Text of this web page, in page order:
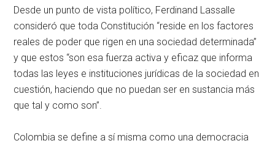
Desde un punto de vista político, Ferdinand Lassalle
consideró que toda Constitución “reside en los factores
reales de poder que rigen en una sociedad determinada”
y que estos “son esa fuerza activa y eficaz que informa
todas las leyes e instituciones jurídicas de la sociedad en
cuestión, haciendo que no puedan ser en sustancia más
que tal y como son”.
Colombia se define a sí misma como una democracia